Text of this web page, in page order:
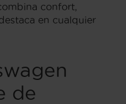
confort,
en cualquier
de